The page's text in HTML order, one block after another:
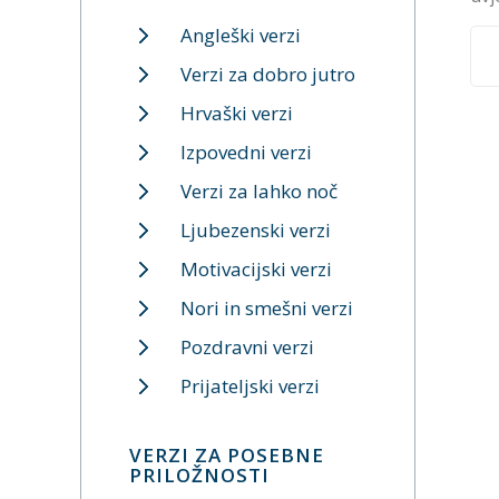
Angleški verzi
Verzi za dobro jutro
Hrvaški verzi
Izpovedni verzi
Verzi za lahko noč
Ljubezenski verzi
Motivacijski verzi
Nori in smešni verzi
Pozdravni verzi
Prijateljski verzi
VERZI ZA POSEBNE
PRILOŽNOSTI